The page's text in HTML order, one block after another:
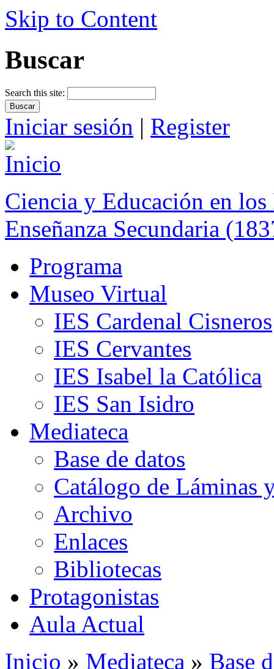
Skip to Content
Buscar
Search this site:
Iniciar sesión | Register
Ciencia y Educación en
Enseñanza Secundaria
Programa
Museo Virtual
IES Cardenal Cisneros
IES Cervantes
IES Isabel la Católica
IES San Isidro
Mediateca
Base de datos
Catálogo de Láminas
Archivo
Enlaces
Bibliotecas
Protagonistas
Aula Actual
Inicio » Mediateca » Base